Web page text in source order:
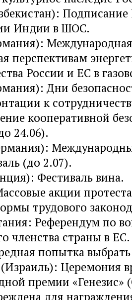
Индии в ШОС.
перспективам
России и ЕС в
Дни
к
кооперативной
24.06).
(до 2.07).
Фестиваль вина.
акции
трудового
Референдум по
членства страны в ЕС.
попытка
Церемония
премии «Генезис»
для